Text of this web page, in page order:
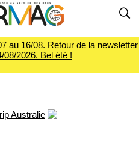
au 16/08. Retour de la newsletter
08/2026. Bel été !